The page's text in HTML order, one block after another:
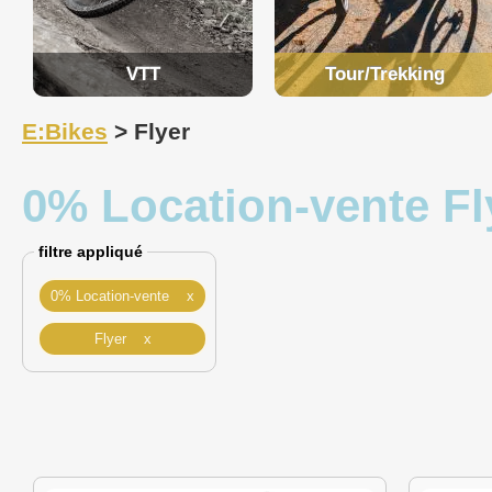
VTT Tour/Trekking
E:Bikes > Flyer
0% Location-vente
filtre appliqué
0% Location-vente x
Flyer x